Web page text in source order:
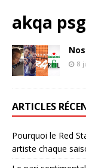
akqa psg
8
ARTICLES
Pourquoi le Red
artiste chaque